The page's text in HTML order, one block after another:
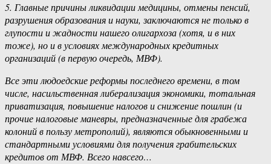
5. Главные причины ликвидации медицины, отмены пенсий,
разрушения образования и науки, заключаются не только в
глупости и жадности нашего олигархоза (хотя, и в них
тоже), но и в условиях международных кредитных
организаций (в первую очередь, МВФ).
Все эти людоедские реформы последнего времени, в том
числе, насильственная либерализация экономики, тотальная
приватизация, повышение налогов и снижение пошлин (и
прочие налоговые маневры, предназначенные для грабежа
колоний в пользу метрополий), являются обыкновенными и
стандартными условиями для получения грабительских
кредитов от МВФ. Всего навсего…